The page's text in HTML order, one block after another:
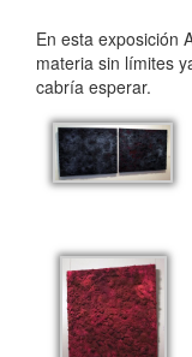
En esta exposición
materia sin límites
cabría esperar.